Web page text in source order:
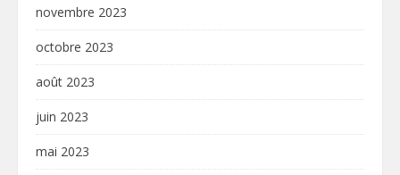
novembre 2023
octobre 2023
août 2023
juin 2023
mai 2023